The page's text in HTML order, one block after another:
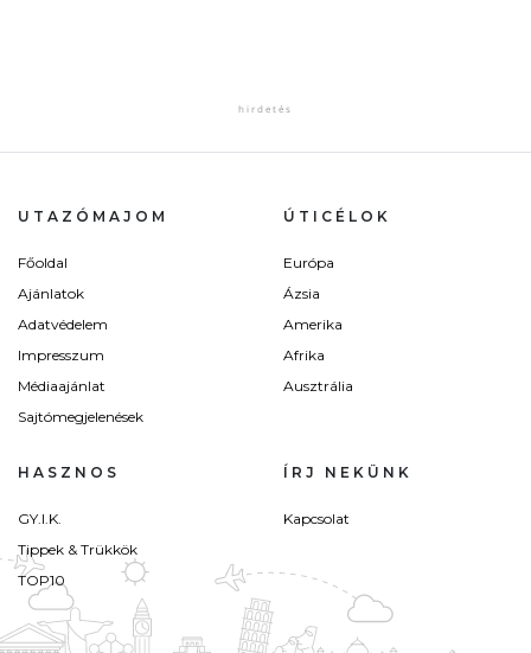
UTAZÓMAJOM
Főoldal
Ajánlatok
Adatvédelem
Impresszum
Médiaajánlat
Sajtómegjelenések
ÚTICÉLOK
Európa
Ázsia
Amerika
Afrika
Ausztrália
HASZNOS
GY.I.K.
Tippek & Trükkök
TOP10
ÍRJ NEKÜNK
Kapcsolat